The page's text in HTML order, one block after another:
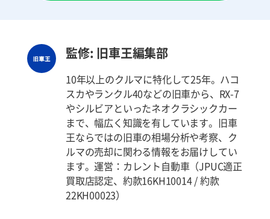
監修: 旧車王編集部
10年以上のクルマに特化して25年。ハコ
スカやランクル40などの旧車から、RX-7
やシルビアといったネオクラシックカー
まで、幅広く知識を有しています。旧車
王ならではの旧車の相場分析や考察、ク
ルマの売却に関わる情報をお届けしてい
ます。運営：カレント自動車（JPUC適正
買取店認定、約款16KH10014 / 約款
22KH00023）